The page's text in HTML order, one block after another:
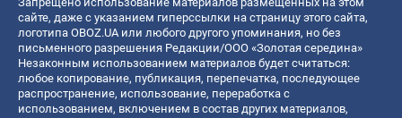
сайте, даже с указанием гиперссылки на страницу этого сайта,
логотипа OBOZ.UA или любого другого упоминания, но без
письменного разрешения Редакции/ООО «Золотая середина»
Незаконным использованием материалов будет считаться:
любое копирование, публикация, перепечатка, последующее
распространение, использование, переработка с
использованием, включением в состав других материалов,